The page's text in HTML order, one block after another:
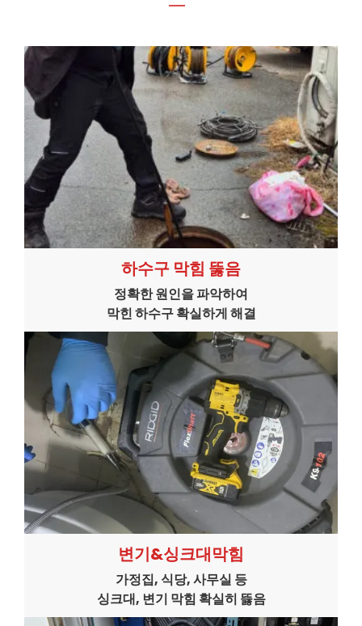
하수구 막힘 뚫음
정확한 원인을 파악하여
막힌 하수구 확실하게 해결
변기&싱크대막힘
가정집, 식당, 사무실 등
싱크대, 변기 막힘 확실히 뜷음